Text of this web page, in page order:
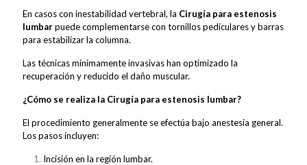
En casos con inestabilidad vertebral, la Cirugía para estenosis
lumbarpuede complementarse con tornillos pediculares y barras
para estabilizar la columna.
Las técnicas mínimamente invasivas han optimizado la
recuperación y reducido el daño muscular.
¿Cómo se realiza la Cirugía para estenosis lumbar?
El procedimiento generalmente se efectúa bajo anestesia general.
Los pasos incluyen:
Incisión en la región lumbar.